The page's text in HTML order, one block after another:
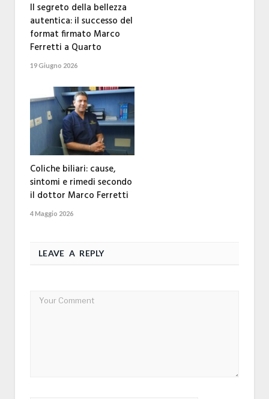
Il segreto della bellezza
autentica: il successo del
format firmato Marco
Ferretti a Quarto
19 Giugno 2026
Coliche biliari: cause,
sintomi e rimedi secondo
il dottor Marco Ferretti
4 Maggio 2026
LEAVE A REPLY